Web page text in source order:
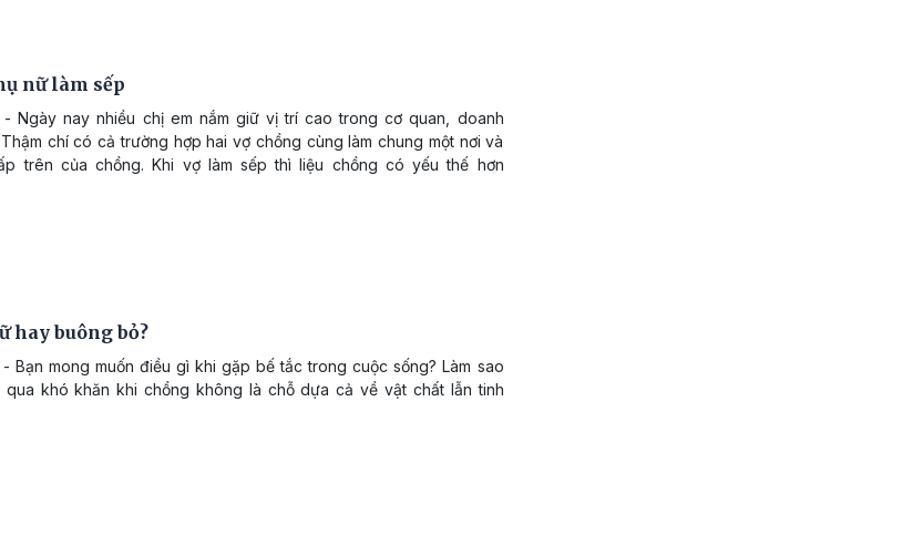
nữ làm sếp
- Ngày nay nhiều chị em nắm giữ vị trí cao trong cơ quan, doanh
chí có cả trường hợp hai vợ chồng cùng làm chung một nơi và
trên của chồng. Khi vợ làm sếp thì liệu chồng có yếu thế hơn
hay buông bỏ?
- Bạn mong muốn điều gì khi gặp bế tắc trong cuộc sống? Làm sao
qua khó khăn khi chồng không là chỗ dựa cả về vật chất lẫn tinh